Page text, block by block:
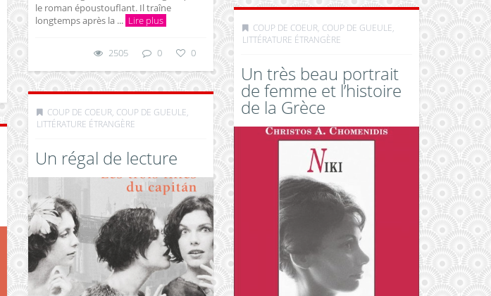
le roman époustouflant. Il traîne
longtemps après la ... Lire plus
2505 0 0
COUP DE COEUR, COUP DE GUEULE,
LITTÉRATURE ÉTRANGÈRE
Un très beau portrait
de femme et l’histoire
de la Grèce
COUP DE COEUR, COUP DE GUEULE,
LITTÉRATURE ÉTRANGÈRE
Un régal de lecture